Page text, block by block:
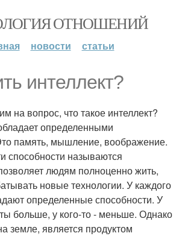
ОТНОШЕНИЙ
новости статьи
интеллект?
на вопрос, что такое интеллект?
определенными
память, мышление, воображение.
способности называются
людям полноценно жить,
новые технологии. У каждого
определенные способности. У
больше, у кого-то - меньше. Однако
земле, является продуктом